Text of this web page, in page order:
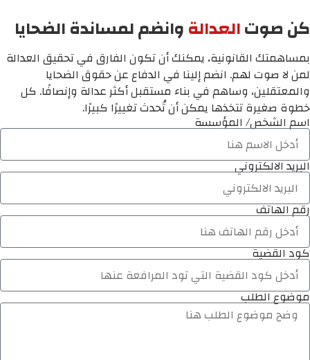
كن صوتالعدالةوانضم لمساندة الضحايا
بمساهمتك القانونية، يمكنك أن تكون الفارق في تحقيق العدالة
لمن لا صوت لهم. انضم إلينا في الدفاع عن حقوق الضحايا
والمعتقلين، وساهم في بناء مستقبل أكثر عدالة وإنصافًا. كل
خطوة صغيرة تتخذها يمكن أن تُحدث تغييرًا كبيرًا.
اسم الشخص/ المؤسسة
البريد الالكتروني
رقم الهاتف
كود القضية
موضوع الطلب